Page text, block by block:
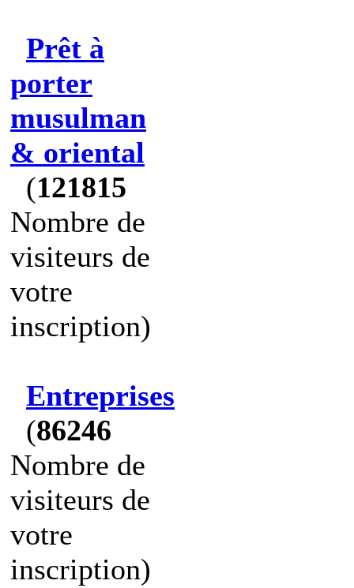
Prêt à
porter
musulman
& oriental
(121815
Nombre de
visiteurs de
votre
inscription)
Entreprises
(86246
Nombre de
visiteurs de
votre
inscription)